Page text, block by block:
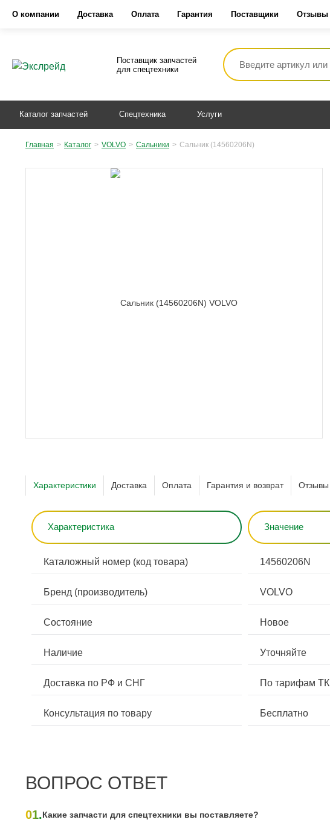
О компании Доставка Оплата Гарантия Поставщики Отзывы
Поставщик запчастей
для спецтехники
Каталог запчастей Спецтехника Услуги
Главная > Каталог > VOLVO > Сальники > Сальник (14560206N)
Характеристики Доставка Оплата Гарантия и возврат Отзывы
Характеристика Значение
Каталожный номер (код товара) 14560206N
Бренд (производитель) VOLVO
Состояние Новое
Наличие Уточняйте
Доставка по РФ и СНГ По тарифам ТК
Консультация по товару Бесплатно
ВОПРОС ОТВЕТ
01.Какие запчасти для спецтехники вы поставляете?